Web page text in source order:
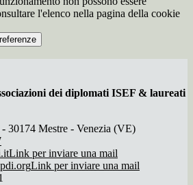
l'elenco nella pagina della cookie
dei diplomati ISEF & laureati
30174 Mestre - Venezia (VE)
Link per inviare una mail
Link per inviare una mail